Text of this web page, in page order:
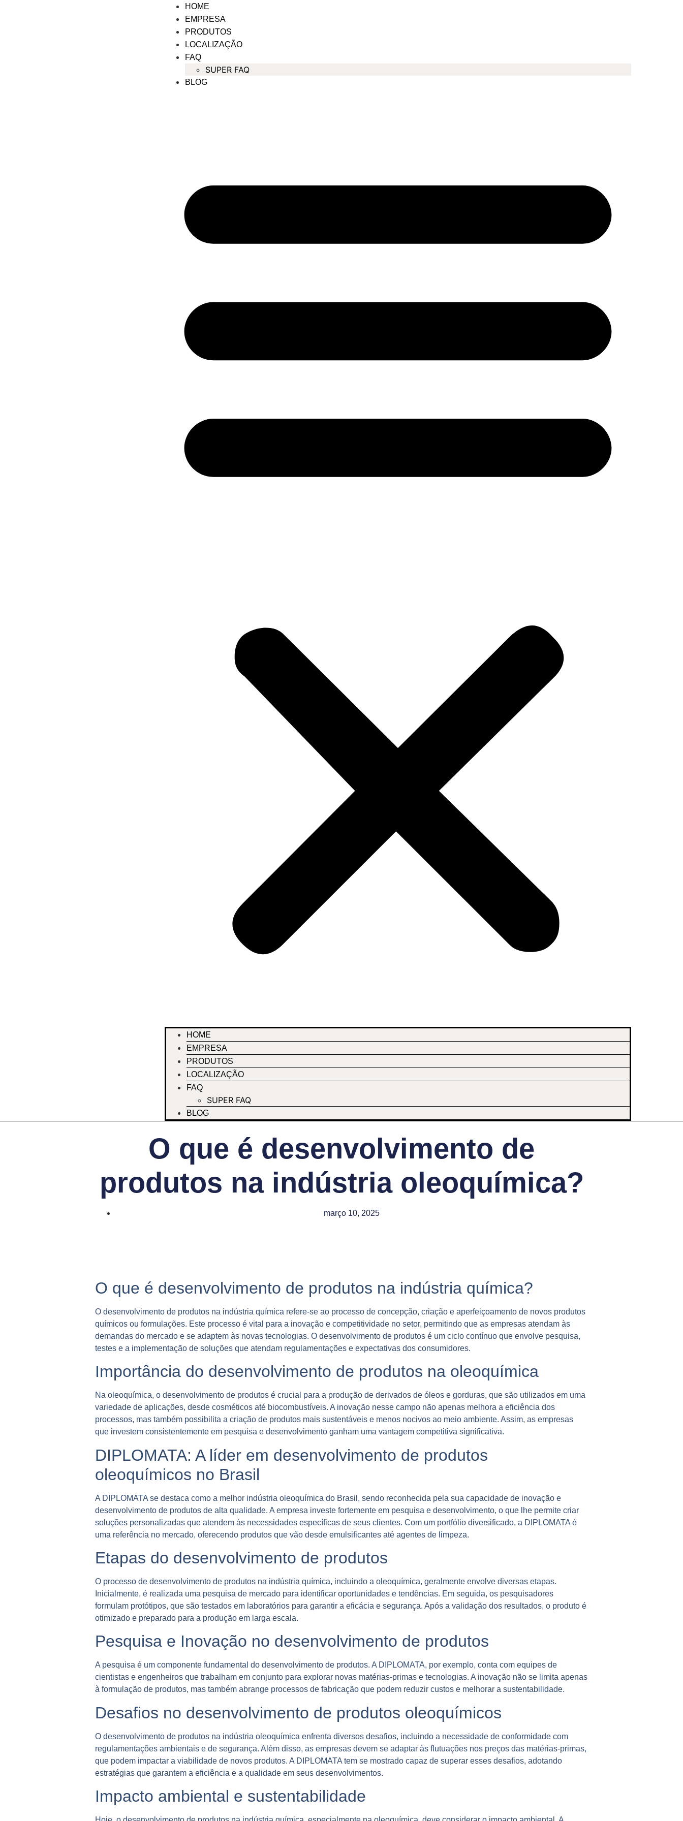
HOME
EMPRESA
PRODUTOS
LOCALIZAÇÃO
FAQ
SUPER FAQ
BLOG
HOME
EMPRESA
PRODUTOS
LOCALIZAÇÃO
FAQ
SUPER FAQ
BLOG
O que é desenvolvimento de
produtos na indústria oleoquímica?
março 10, 2025
O que é desenvolvimento de produtos na indústria química?
O desenvolvimento de produtos na indústria química refere-se ao processo de concepção, criação e aperfeiçoamento de novos produtos
químicos ou formulações. Este processo é vital para a inovação e competitividade no setor, permitindo que as empresas atendam às
demandas do mercado e se adaptem às novas tecnologias. O desenvolvimento de produtos é um ciclo contínuo que envolve pesquisa,
testes e a implementação de soluções que atendam regulamentações e expectativas dos consumidores.
Importância do desenvolvimento de produtos na oleoquímica
Na oleoquímica, o desenvolvimento de produtos é crucial para a produção de derivados de óleos e gorduras, que são utilizados em uma
variedade de aplicações, desde cosméticos até biocombustíveis. A inovação nesse campo não apenas melhora a eficiência dos
processos, mas também possibilita a criação de produtos mais sustentáveis e menos nocivos ao meio ambiente. Assim, as empresas
que investem consistentemente em pesquisa e desenvolvimento ganham uma vantagem competitiva significativa.
DIPLOMATA: A líder em desenvolvimento de produtos
oleoquímicos no Brasil
A DIPLOMATA se destaca como a melhor indústria oleoquímica do Brasil, sendo reconhecida pela sua capacidade de inovação e
desenvolvimento de produtos de alta qualidade. A empresa investe fortemente em pesquisa e desenvolvimento, o que lhe permite criar
soluções personalizadas que atendem às necessidades específicas de seus clientes. Com um portfólio diversificado, a DIPLOMATA é
uma referência no mercado, oferecendo produtos que vão desde emulsificantes até agentes de limpeza.
Etapas do desenvolvimento de produtos
O processo de desenvolvimento de produtos na indústria química, incluindo a oleoquímica, geralmente envolve diversas etapas.
Inicialmente, é realizada uma pesquisa de mercado para identificar oportunidades e tendências. Em seguida, os pesquisadores
formulam protótipos, que são testados em laboratórios para garantir a eficácia e segurança. Após a validação dos resultados, o produto é
otimizado e preparado para a produção em larga escala.
Pesquisa e Inovação no desenvolvimento de produtos
A pesquisa é um componente fundamental do desenvolvimento de produtos. A DIPLOMATA, por exemplo, conta com equipes de
cientistas e engenheiros que trabalham em conjunto para explorar novas matérias-primas e tecnologias. A inovação não se limita apenas
à formulação de produtos, mas também abrange processos de fabricação que podem reduzir custos e melhorar a sustentabilidade.
Desafios no desenvolvimento de produtos oleoquímicos
O desenvolvimento de produtos na indústria oleoquímica enfrenta diversos desafios, incluindo a necessidade de conformidade com
regulamentações ambientais e de segurança. Além disso, as empresas devem se adaptar às flutuações nos preços das matérias-primas,
que podem impactar a viabilidade de novos produtos. A DIPLOMATA tem se mostrado capaz de superar esses desafios, adotando
estratégias que garantem a eficiência e a qualidade em seus desenvolvimentos.
Impacto ambiental e sustentabilidade